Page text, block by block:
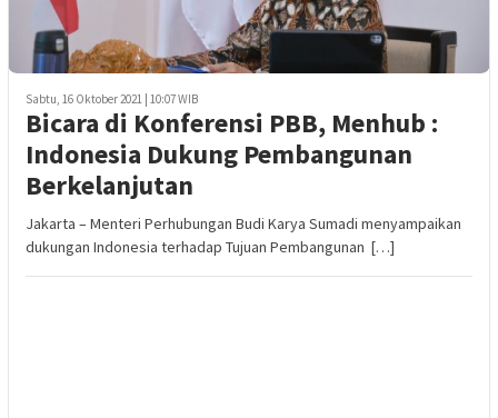
Sabtu, 16 Oktober 2021 | 10:07 WIB
Bicara di Konferensi PBB, Menhub :
Indonesia Dukung Pembangunan
Berkelanjutan
Jakarta – Menteri Perhubungan Budi Karya Sumadi menyampaikan
dukungan Indonesia terhadap Tujuan Pembangunan […]